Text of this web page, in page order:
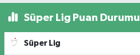
Süper Lig Puan Durumu
Süper Lig